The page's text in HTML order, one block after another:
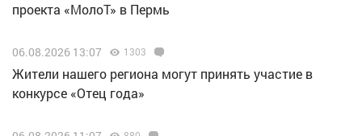
проекта «МолоТ» в Пермь
06.08.2026 13:07 1303
Жители нашего региона могут принять участие в
конкурсе «Отец года»